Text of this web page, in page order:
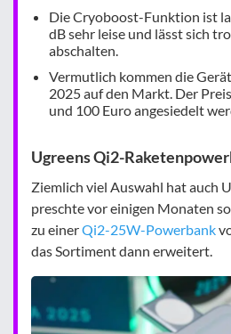
Die Cryoboost-Funktion ist
dB sehr leise und lässt sich
abschalten.
Vermutlich kommen die
2025 auf den Markt. Der
und 100 Euro angesiedelt
Ugreens Qi2-
Ziemlich viel Auswahl hat auch
preschte vor einigen Monaten
zu einerQi2-25W-Powerbank
das Sortiment dann erweitert.